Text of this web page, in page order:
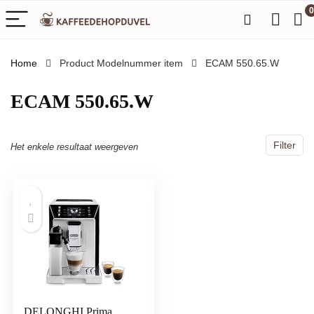
0
Home Product Modelnummer item ‎ECAM 550.65.W
‎ECAM 550.65.W
Filter
Het enkele resultaat weergeven
DELONGHI Prima